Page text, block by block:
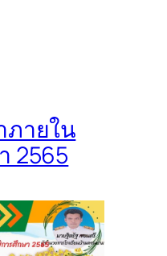
ายใน
2565